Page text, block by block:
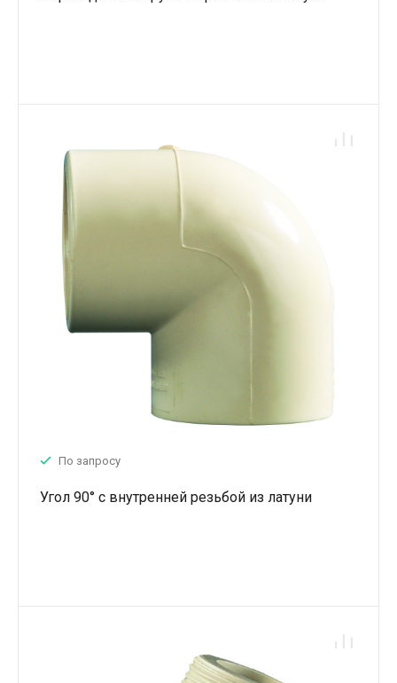
По запросу
Угол 90° с внутренней резьбой из латуни